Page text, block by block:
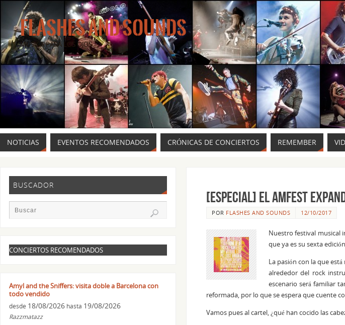
FLASHES AND SOUNDS
MÚSICA PARA LOS OJOS.
NOTICIAS EVENTOS RECOMENDADOS CRÓNICAS DE CONCIERTOS REMEMBER
[ESPECIAL] EL AMFEST
POR FLASHES AND SOUNDS 12/10/2017
Nuestro festival musical
que ya es su sexta
La pasión con la que
alrededor del rock
escenario será familiar
reformada, por lo que se espera que cuente
Vamos pues al cartel, ¿qué han cocido las
BUSCADOR
CONCIERTOS RECOMENDADOS
Amyl and the Sniffers: visita doble a Barcelona con
todo vendido
desde 18/08/2026 hasta 19/08/2026
Razzmatazz